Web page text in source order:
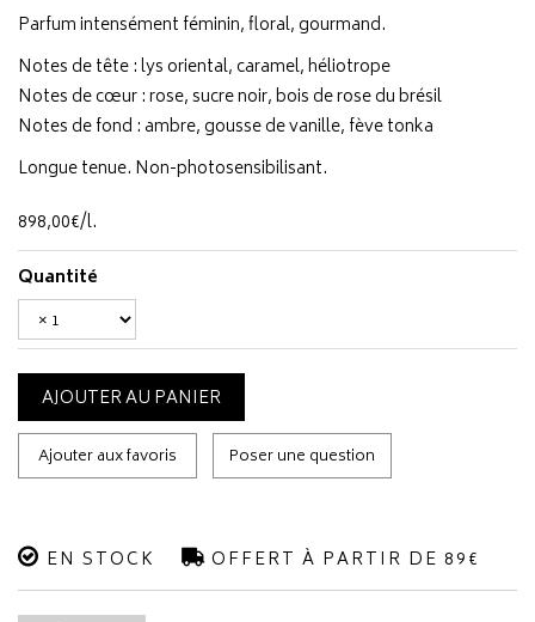
Parfum intensément féminin, floral, gourmand.
Notes de tête : lys oriental, caramel, héliotrope
Notes de cœur : rose, sucre noir, bois de rose du brésil
Notes de fond : ambre, gousse de vanille, fève tonka
Longue tenue. Non-photosensibilisant.
898,00€/l.
Quantité
AJOUTER AU PANIER
Ajouter aux favoris Poser une question
EN STOCK OFFERT À PARTIR DE 89€